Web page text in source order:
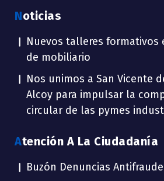
Noticias
Nuevos talleres formativos
de mobiliario
Nos unimos a San Vicente
Alcoy para impulsar la
circular de las pymes
Atención A La Ciudadanía
Buzón Denuncias Antifraude